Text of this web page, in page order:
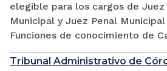
elegible para los cargos de Juez
Municipal y Juez Penal Municipal
Funciones de conocimiento de
Tribunal Administrativo de